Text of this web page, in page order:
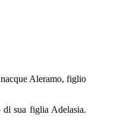
Aleramo, figlio
sua figlia Adelasia.